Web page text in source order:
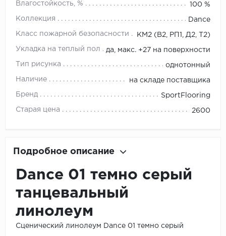
Влагостойкость, % 100 %
Коллекция Dance
Класс пожарной безопасности КМ2 (В2, РП1, Д2, Т2)
Укладка на теплый пол да, макс. +27 на поверхности
Тип рисунка однотонный
Наличие на складе поставщика
Бренд SportFlooring
Старая цена 2600
Подробное описание
Dance 01 темно серый
танцевальный
линолеум
Сценический линолеум Dance 01 темно серый